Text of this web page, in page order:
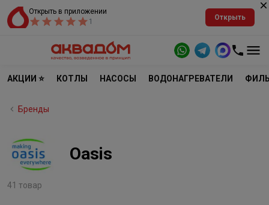
Открыть в приложении
1
Открыть
АКЦИИ ⭐ КОТЛЫ НАСОСЫ ВОДОНАГРЕВАТЕЛИ
Бренды
Oasis
41 товар